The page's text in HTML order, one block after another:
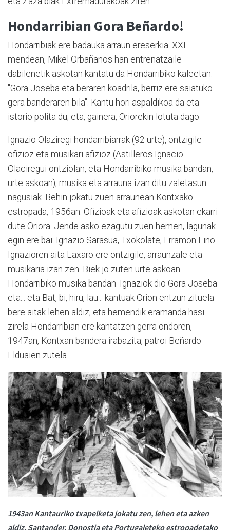
Hondarribian Gora Beñardo!
Hondarribiak ere badauka arraun ereserkia. XXI.
mendean, Mikel Orbañanos han entrenatzaile
dabilenetik askotan kantatu da Hondarribiko kaleetan:
"Gora Joseba eta beraren koadrila, berriz ere saiatuko
gera banderaren bila". Kantu hori aspaldikoa da eta
istorio polita du; eta, gainera, Oriorekin lotuta dago.
Ignazio Olaziregi hondarribiarrak (92 urte), ontzigile
ofizioz eta musikari afizioz (Astilleros Ignacio
Olaciregui ontziolan, eta Hondarribiko musika bandan,
urte askoan), musika eta arrauna izan ditu zaletasun
nagusiak. Behin jokatu zuen arraunean Kontxako
estropada, 1956an. Ofizioak eta afizioak askotan ekarri
dute Oriora. Jende asko ezagutu zuen hemen, lagunak
egin ere bai: Ignazio Sarasua, Txokolate, Erramon Lino...
Ignazioren aita Laxaro ere ontzigile, arraunzale eta
musikaria izan zen. Biek jo zuten urte askoan
Hondarribiko musika bandan. Ignaziok dio Gora Joseba
eta... eta Bat, bi, hiru, lau... kantuak Orion entzun zituela
bere aitak lehen aldiz, eta hemendik eramanda hasi
zirela Hondarribian ere kantatzen gerra ondoren,
1947an, Kontxan bandera irabazita, patroi Beñardo
Elduaien zutela.
1943an Kantauriko txapelketa jokatu zen, lehen eta azken
aldiz, Santander, Donostia eta Portugaleteko estropadetako